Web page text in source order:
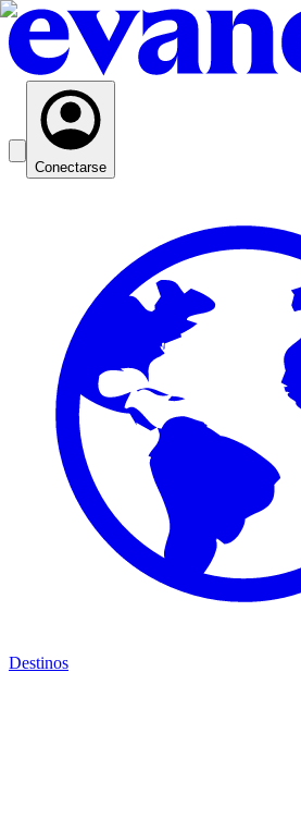
Conectarse
Destinos